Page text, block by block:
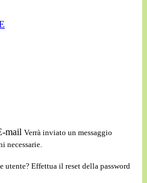
mail Verrà inviato un messaggio
necessarie.
utente? Effettua il reset della password